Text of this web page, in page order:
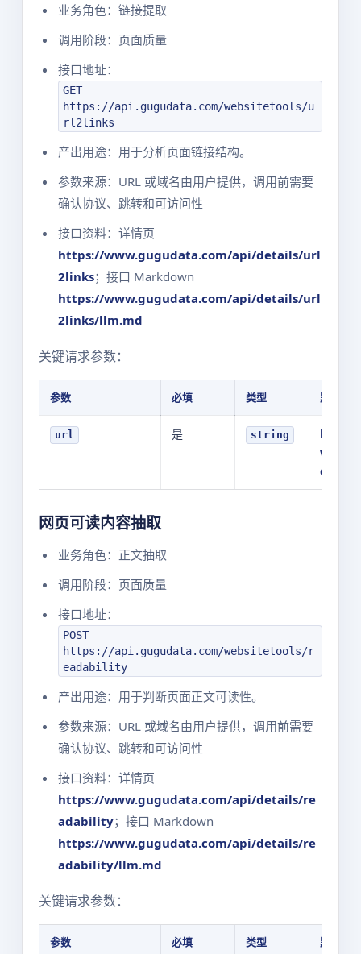
业务角色：链接提取
调用阶段：页面质量
接口地址：
GET
https://api.gugudata.com/websitetools/u
rl2links
产出用途：用于分析页面链接结构。
参数来源：URL 或域名由用户提供，调用前需要
确认协议、跳转和可访问性
接口资料：详情页
https://www.gugudata.com/api/details/url
2links；接口 Markdown
https://www.gugudata.com/api/details/url
2links/llm.md
关键请求参数：
参数 必填 类型 默认值
url 是 string
网页可读内容抽取
业务角色：正文抽取
调用阶段：页面质量
接口地址：
POST
https://api.gugudata.com/websitetools/r
eadability
产出用途：用于判断页面正文可读性。
参数来源：URL 或域名由用户提供，调用前需要
确认协议、跳转和可访问性
接口资料：详情页
https://www.gugudata.com/api/details/re
adability；接口 Markdown
https://www.gugudata.com/api/details/re
adability/llm.md
关键请求参数：
参数 必填 类型 默认值